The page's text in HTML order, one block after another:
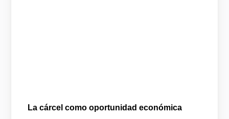
La cárcel como oportunidad económica